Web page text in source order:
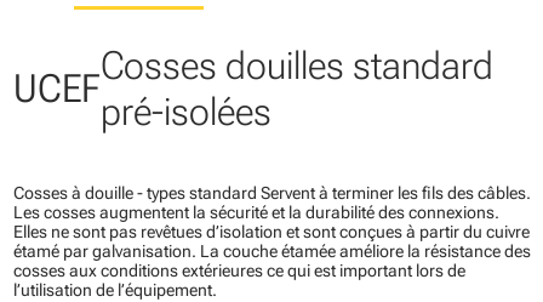
UCEFCosses douilles standard
pré-isolées
Cosses à douille - types standard Servent à terminer les fils des câbles.
Les cosses augmentent la sécurité et la durabilité des connexions.
Elles ne sont pas revêtues d’isolation et sont conçues à partir du cuivre
étamé par galvanisation. La couche étamée améliore la résistance des
cosses aux conditions extérieures ce qui est important lors de
l’utilisation de l’équipement.